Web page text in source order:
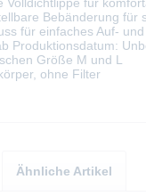
Bebänderung für
für einfaches Auf-
Produktionsdatum:
Größe M und L
ohne Filter
Ähnliche Artikel